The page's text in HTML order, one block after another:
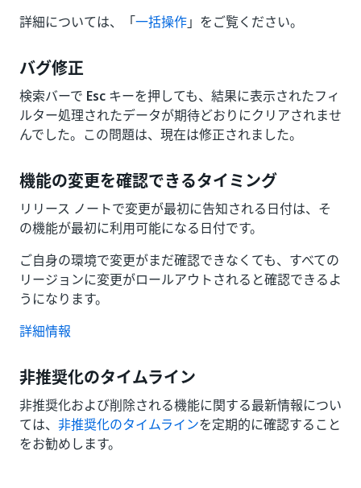
詳細については、「一括操作」をご覧ください。
バグ修正
検索バーで Esc キーを押しても、結果に表示されたフィ
ルター処理されたデータが期待どおりにクリアされませ
んでした。この問題は、現在は修正されました。
機能の変更を確認できるタイミング
リリース ノートで変更が最初に告知される日付は、そ
の機能が最初に利用可能になる日付です。
ご自身の環境で変更がまだ確認できなくても、すべての
リージョンに変更がロールアウトされると確認できるよ
うになります。
詳細情報
非推奨化のタイムライン
非推奨化および削除される機能に関する最新情報につい
ては、 非推奨化のタイムラインを定期的に確認すること
をお勧めします。